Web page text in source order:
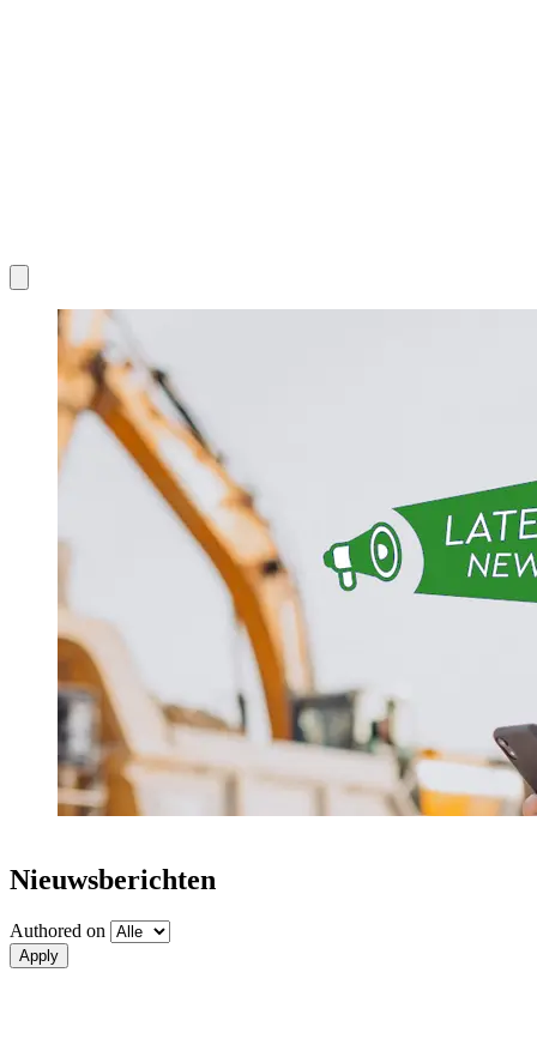
Nieuwsberichten
Authored on